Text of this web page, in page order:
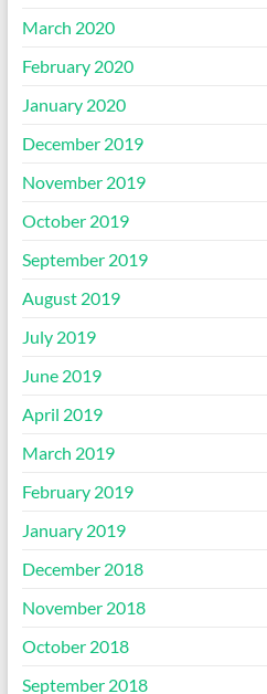
March 2020
February 2020
January 2020
December 2019
November 2019
October 2019
September 2019
August 2019
July 2019
June 2019
April 2019
March 2019
February 2019
January 2019
December 2018
November 2018
October 2018
September 2018